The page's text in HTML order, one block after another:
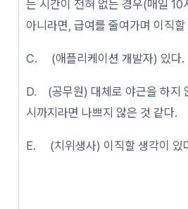
는 시간이 전혀 없는 경우(매일 10
아니라면, 급여를 줄여가며 이직
C. (애플리케이션 개발자) 있다.
D. (공무원) 대체로 야근을 하지
시까지라면 나쁘지 않은 것 같다.
E. (치위생사) 이직할 생각이 있